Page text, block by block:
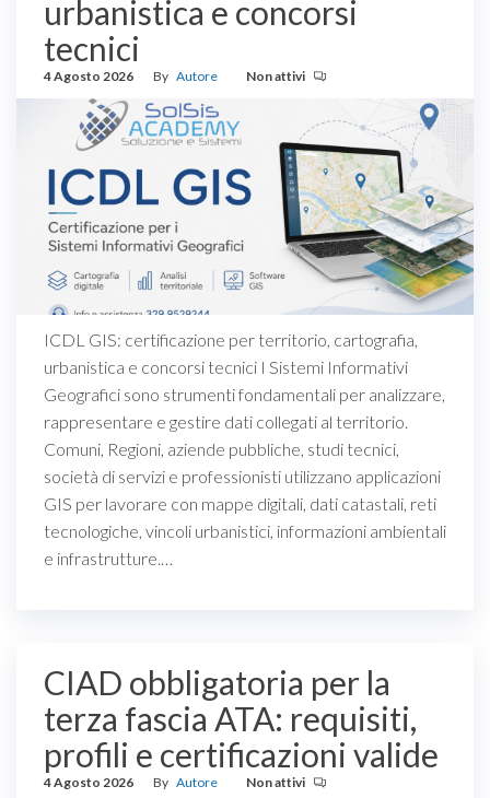
urbanistica e concorsi
tecnici
4 Agosto 2026 By Autore Non attivi
ICDL GIS: certificazione per territorio, cartografia,
urbanistica e concorsi tecnici I Sistemi Informativi
Geografici sono strumenti fondamentali per analizzare,
rappresentare e gestire dati collegati al territorio.
Comuni, Regioni, aziende pubbliche, studi tecnici,
società di servizi e professionisti utilizzano applicazioni
GIS per lavorare con mappe digitali, dati catastali, reti
tecnologiche, vincoli urbanistici, informazioni ambientali
e infrastrutture.…
CIAD obbligatoria per la
terza fascia ATA: requisiti,
profili e certificazioni valide
4 Agosto 2026 By Autore Non attivi